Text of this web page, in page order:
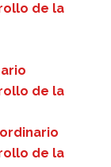
de la
de la
de la